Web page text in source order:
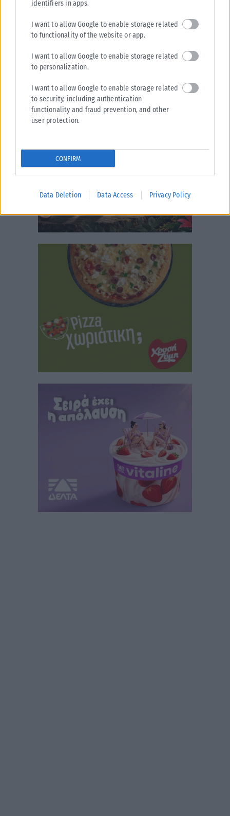
identifiers in apps.
I want to allow Google to enable storage related
to functionality of the website or app.
I want to allow Google to enable storage related
to personalization.
I want to allow Google to enable storage related
to security, including authentication
functionality and fraud prevention, and other
user protection.
CONFIRM
Data Deletion Data Access Privacy Policy